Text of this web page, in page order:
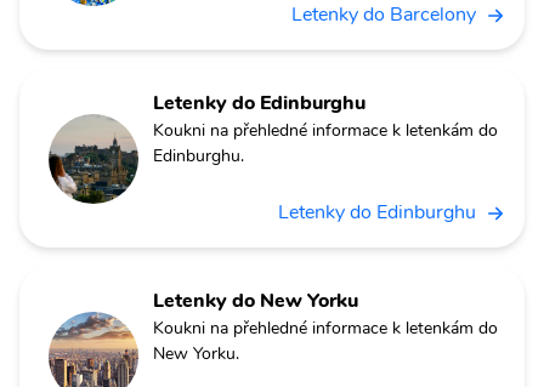
Letenky do Barcelony
Letenky do Edinburghu
Koukni na přehledné informace k letenkám do
Edinburghu.
Letenky do Edinburghu
Letenky do New Yorku
Koukni na přehledné informace k letenkám do
New Yorku.